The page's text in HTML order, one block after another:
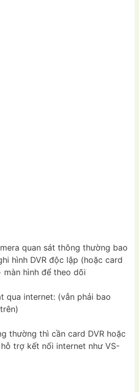
quan sát thông thường bao
hình DVR độc lập (hoặc card
màn hình để theo dõi
qua internet: (vẫn phải bao
thường thì cần card DVR hoặc
trợ kết nối internet như VS-